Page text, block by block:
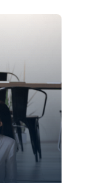
מקצועי